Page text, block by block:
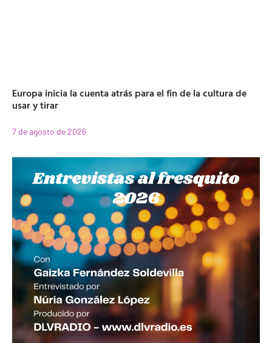
Europa inicia la cuenta atrás para el fin de la cultura de
usar y tirar
7 de agosto de 2026